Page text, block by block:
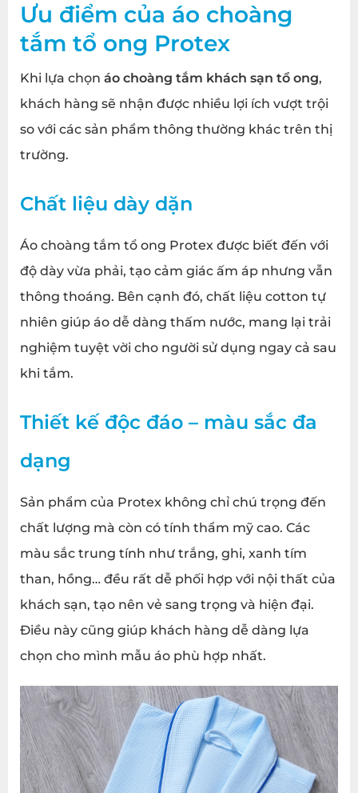
Ưu điểm của áo choàng
tắm tổ ong Protex
Khi lựa chọn áo choàng tắm khách sạn tổ ong,
khách hàng sẽ nhận được nhiều lợi ích vượt trội
so với các sản phẩm thông thường khác trên thị
trường.
Chất liệu dày dặn
Áo choàng tắm tổ ong Protex được biết đến với
độ dày vừa phải, tạo cảm giác ấm áp nhưng vẫn
thông thoáng. Bên cạnh đó, chất liệu cotton tự
nhiên giúp áo dễ dàng thấm nước, mang lại trải
nghiệm tuyệt vời cho người sử dụng ngay cả sau
khi tắm.
Thiết kế độc đáo – màu sắc đa
dạng
Sản phẩm của Protex không chỉ chú trọng đến
chất lượng mà còn có tính thẩm mỹ cao. Các
màu sắc trung tính như trắng, ghi, xanh tím
than, hồng… đều rất dễ phối hợp với nội thất của
khách sạn, tạo nên vẻ sang trọng và hiện đại.
Điều này cũng giúp khách hàng dễ dàng lựa
chọn cho mình mẫu áo phù hợp nhất.